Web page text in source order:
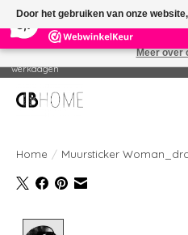
14 Reviews
Geproduceerd in eigen drukkerij - Gratis
werkdagen
Home / Muursticker
Door het gebruiken van onze
cookies om onze website te
Meer over